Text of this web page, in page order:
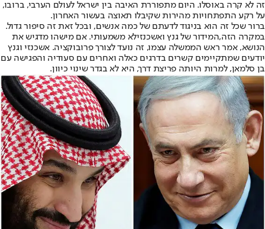
זה לא קרה באוסלו. היום מתפוררת האיבה בין ישראל לעולם הערבי, ברובו,
על רקע התפתחויות מהירות שקיבלו תאוצה בעשור האחרון.
ברור שכל זה הוא בניגוד לדעתם של כמה אנשים, ובכל זאת זה סיפור גדול.
במקרה הזה,המידור של גנץ ואשכנזילא משמעותי. אם מישהו מדגיש את
הנושא, אמר ראש הממשלה עצמו, זה נועד לצורך פרובוקציה. אשכנזי וגנץ
יודעים שמתקיימים קשרים בדרגים כאלה ואחרים עם סעודיה והפגישה עם
בן סלמאן, למרות היותה פריצת דרך, היא לא בגדר שינוי כיוון.